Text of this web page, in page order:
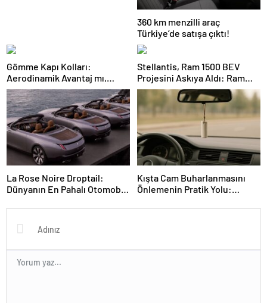
360 km menzilli araç
Türkiye’de satışa çıktı!
Gömme Kapı Kolları:
Aerodinamik Avantaj mı,
Güvenlik Riskleri mi?
Stellantis, Ram 1500 BEV
Projesini Askıya Aldı: Ram
1500 REV ve Hibrit Yol
Haritası
La Rose Noire Droptail:
Dünyanın En Pahalı Otomobili
Üst Üste Geldiği Anlar
Kışta Cam Buharlanmasını
Önlemenin Pratik Yolu: